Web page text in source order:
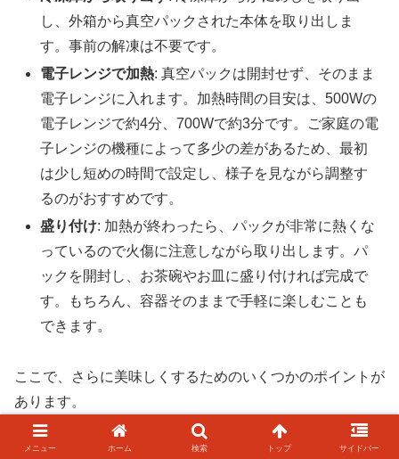
し、外箱から真空パックされた本体を取り出しま
す。事前の解凍は不要です。
電子レンジで加熱: 真空パックは開封せず、そのまま
電子レンジに入れます。加熱時間の目安は、500Wの
電子レンジで約4分、700Wで約3分です。ご家庭の電
子レンジの機種によって多少の差があるため、最初
は少し短めの時間で設定し、様子を見ながら調整す
るのがおすすめです。
盛り付け: 加熱が終わったら、パックが非常に熱くな
っているので火傷に注意しながら取り出します。パ
ックを開封し、お茶碗やお皿に盛り付ければ完成で
す。もちろん、容器そのままで手軽に楽しむことも
できます。
ここで、さらに美味しくするためのいくつかのポイントが
あります。
一つ目は、加熱しすぎないことです。
メニュー ホーム 検索 トップ サイドバー